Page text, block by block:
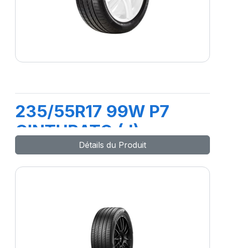
235/55R17 99W P7
CINTURATO (J)
Détails du Produit